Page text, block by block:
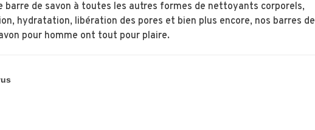
barre de savon à toutes les autres formes de nettoyants corporels,
hydratation, libération des pores et bien plus encore, nos barres de
pour homme ont tout pour plaire.